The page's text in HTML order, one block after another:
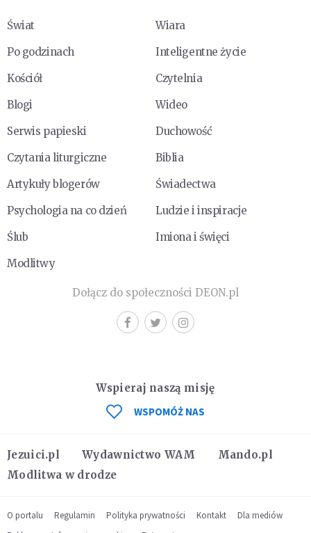
Świat
Wiara
Po godzinach
Inteligentne życie
Kościół
Czytelnia
Blogi
Wideo
Serwis papieski
Duchowość
Czytania liturgiczne
Biblia
Artykuły blogerów
Świadectwa
Psychologia na co dzień
Ludzie i inspiracje
Ślub
Imiona i święci
Modlitwy
Dołącz do społeczności DEON.pl
Jezuici.pl Wydawnictwo WAM
Mando.pl
Modlitwa w drodze
Wspieraj naszą misję
WSPOMÓŻ NAS
O portalu Regulamin Polityka prywatności Kontakt
Dla mediów